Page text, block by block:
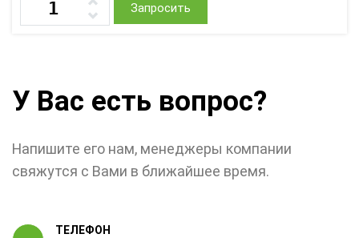
Запросить
У Вас есть вопрос?
Напишите его нам, менеджеры компании
свяжутся с Вами в ближайшее время.
ТЕЛЕФОН